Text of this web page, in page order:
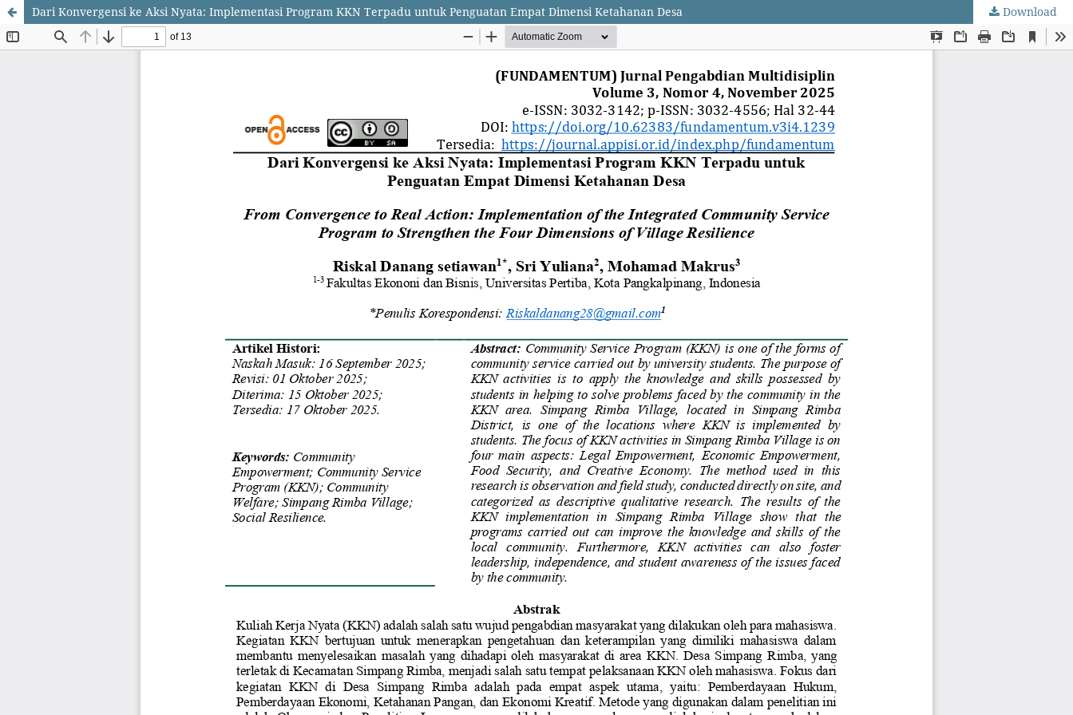
Dari Konvergensi ke Aksi Nyata: Implementasi Program KKN Terpadu untuk Penguatan Empat Dimensi Ketahanan Desa Download